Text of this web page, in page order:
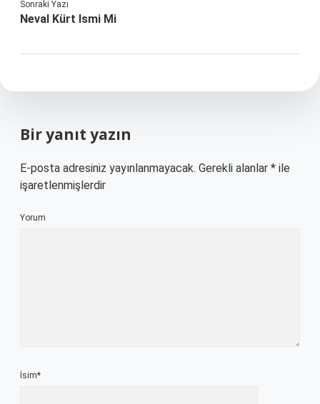
Sonraki Yazı
Neval Kürt Ismi Mi
Bir yanıt yazın
E-posta adresiniz yayınlanmayacak. Gerekli alanlar * ile
işaretlenmişlerdir
Yorum
İsim*